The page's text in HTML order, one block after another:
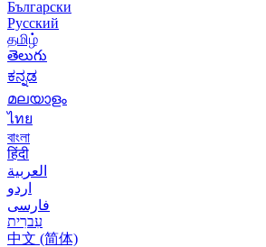
Български
Русский
தமிழ்
తెలుగు
ಕನ್ನಡ
മലയാളം
ไทย
বাংলা
हिंदी
العربية
اردو
فارسی
עִברִית
中文 (简体)